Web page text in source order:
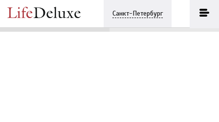
Санкт-Петербург
Yard Residences & Penthouses
+7 (812) 2506870 ПОЗВОНИТЬ